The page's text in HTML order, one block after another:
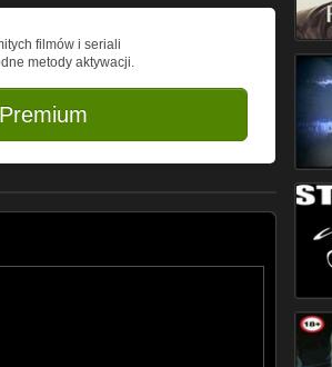
filmów i seriali
metody aktywacji.